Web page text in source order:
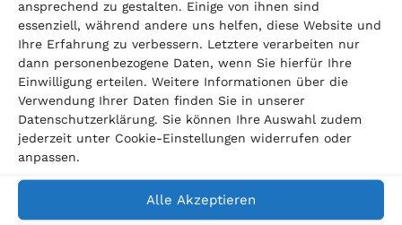
ansprechend zu gestalten. Einige von ihnen sind
essenziell, während andere uns helfen, diese Website und
Ihre Erfahrung zu verbessern. Letztere verarbeiten nur
dann personenbezogene Daten, wenn Sie hierfür Ihre
Einwilligung erteilen. Weitere Informationen über die
Verwendung Ihrer Daten finden Sie in unserer
Datenschutzerklärung. Sie können Ihre Auswahl zudem
jederzeit unter Cookie-Einstellungen widerrufen oder
anpassen.
Alle Akzeptieren
geltend
Sie besitzen einen Audi A4 und sind von dem Rückruf
betroffen? Wir von der Verbraucherkanzlei
Baumeister Rosing beraten Sie gerne in einem
kostenlosen Erstgespräch. Gemeinsam besprechen
wir, was möglich ist. Lassen Sie uns herausfinden,
wieviel Schadensersatz Audi Ihnen tatsächlich
schuldet!